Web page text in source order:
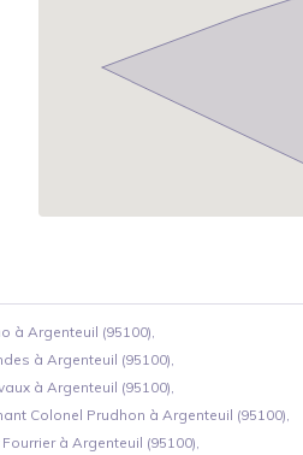
à Argenteuil (95100),
à Argenteuil (95100),
à Argenteuil (95100),
Colonel Prudhon à Argenteuil (95100),
à Argenteuil (95100),